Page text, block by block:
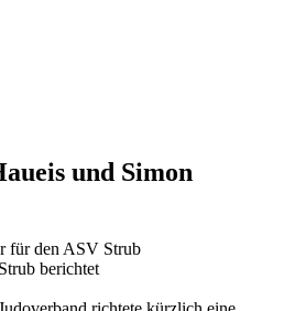
und Simon
für den ASV Strub
berichtet